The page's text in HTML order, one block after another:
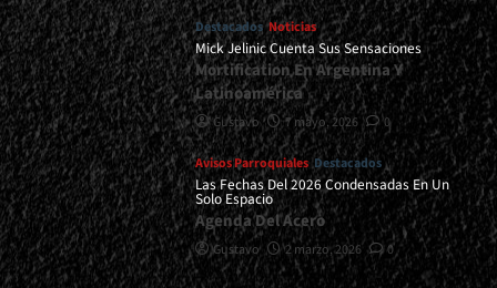
Destacados Noticias
Mick Jelinic Cuenta Sus Sensaciones
Mortification En Argentina Y
Latinoamérica
Gustavo 7 mayo, 2026 0
Avisos Parroquiales Destacados
Las Fechas Del 2026 Condensadas En Un
Solo Espacio
Agenda Del Acero
Gustavo 2 marzo, 2026 0